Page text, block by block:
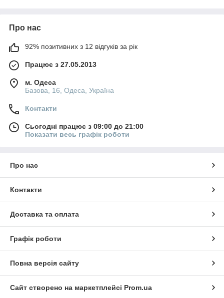
Вішала і плічка
Манекени
: реалістичні, абстрактні, жіночі, чоловічі, дитячі,
торси, ростові.
дзеркалами, освітленням, шторками.
адаптивного оформлення, полиці, гачки.
Наша продукція допоможе вам: Оптимізувати простір та
Про нас
92% позитивних з 12 відгуків за рік
Працює з 27.05.2013
м. Одеса
Базова, 16, Одеса, Україна
Контакти
Сьогодні працює з 09:00 до 21:00
Показати весь графік роботи
Про нас
Контакти
Доставка та оплата
Графік роботи
Повна версія сайту
Сайт створено на маркетплейсі Prom.ua